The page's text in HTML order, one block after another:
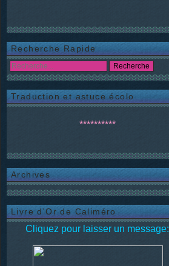
Recherche Rapide
Traduction et astuce écolo
**********
Archives
Livre d'Or de Caliméro
Cliquez pour laisser un message: